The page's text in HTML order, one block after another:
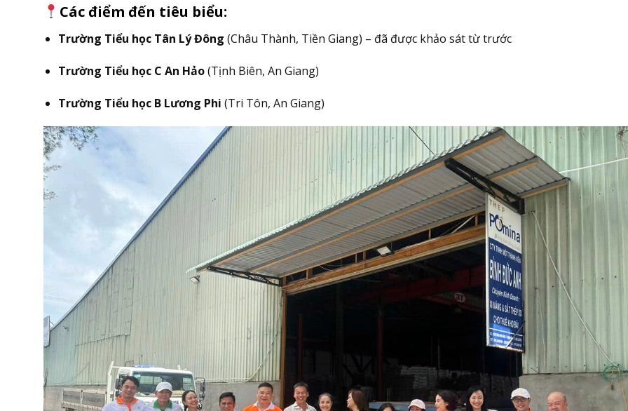
Các điểm đến tiêu biểu:
Trường Tiểu học Tân Lý Đông (Châu Thành, Tiền Giang) – đã được khảo sát từ trước
Trường Tiểu học C An Hảo(Tịnh Biên, An Giang)
Trường Tiểu học B Lương Phi (Tri Tôn, An Giang)